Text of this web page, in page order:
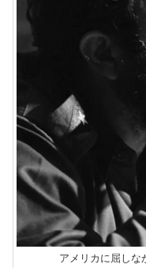
アメリカに屈しな